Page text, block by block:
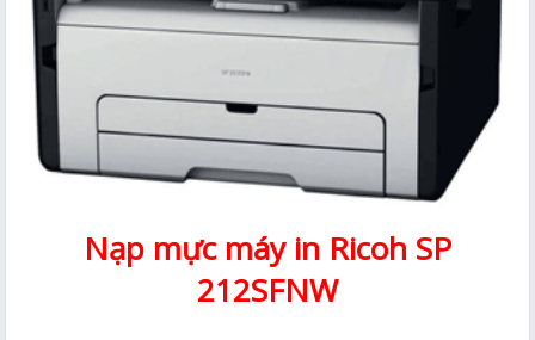
Nạp mực máy in Ricoh SP
212SFNW